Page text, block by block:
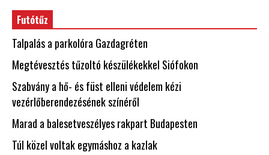
Futótűz
Talpalás a parkolóra Gazdagréten
Megtévesztés tűzoltó készülékekkel Siófokon
Szabvány a hő- és füst elleni védelem kézi
vezérlőberendezésének színéről
Marad a balesetveszélyes rakpart Budapesten
Túl közel voltak egymáshoz a kazlak